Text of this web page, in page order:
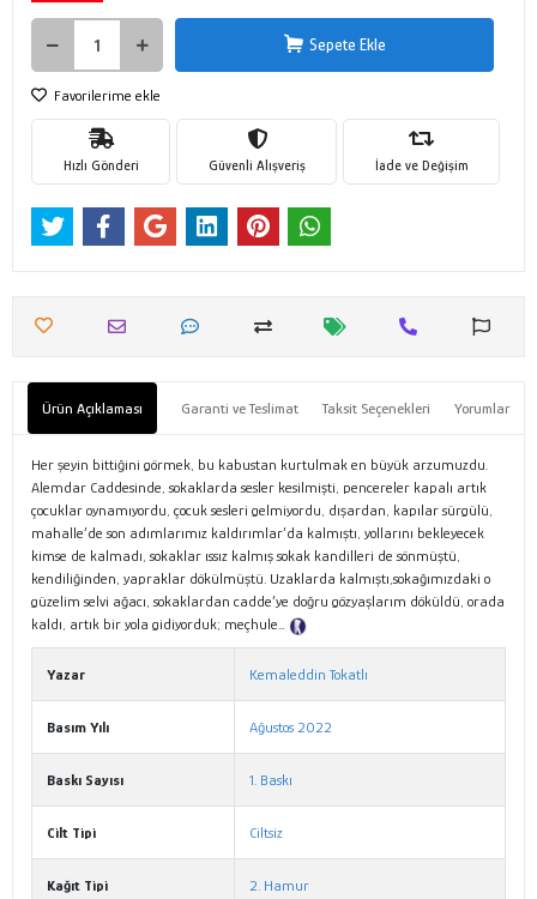
Sepete Ekle
Favorilerime ekle
Hızlı Gönderi Güvenli Alışveriş İade ve Değişim
Ürün Açıklaması Garanti ve Teslimat Taksit Seçenekleri Yorumlar
Her şeyin bittiğini görmek, bu kabustan kurtulmak en büyük arzumuzdu.
Alemdar Caddesinde, sokaklarda sesler kesilmişti, pencereler kapalı artık
çocuklar oynamıyordu, çocuk sesleri gelmiyordu, dışardan, kapılar sürgülü,
mahalle’de son adımlarımız kaldırımlar’da kalmıştı, yollarını bekleyecek
kimse de kalmadı, sokaklar ıssız kalmış sokak kandilleri de sönmüştü,
kendiliğinden, yapraklar dökülmüştü. Uzaklarda kalmıştı,sokağımızdaki o
güzelim selvi ağacı, sokaklardan cadde’ye doğru gözyaşlarım döküldü, orada
kaldı, artık bir yola gidiyorduk; meçhule…
Yazar Kemaleddin Tokatlı
Basım Yılı Ağustos 2022
Baskı Sayısı 1. Baskı
Cilt Tipi Ciltsiz
Kağıt Tipi 2. Hamur